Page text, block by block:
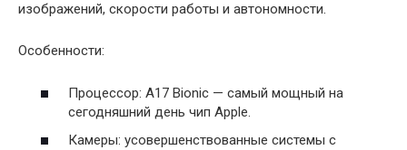
изображений, скорости работы и автономности.
Особенности:
Процессор: A17 Bionic — самый мощный на
сегодняшний день чип Apple.
Камеры: усовершенствованные системы с